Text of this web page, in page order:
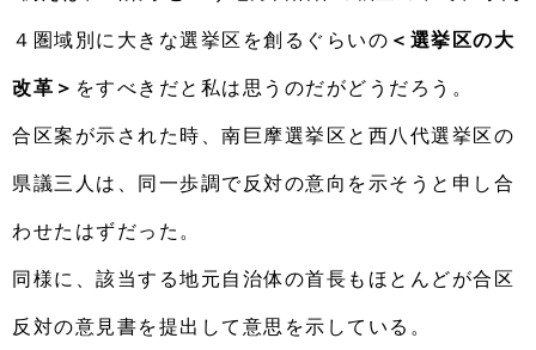
４圏域別に大きな選挙区を創るぐらいの ＜選挙区の大
改革＞ をすべきだと私は思うのだがどうだろう。
合区案が示された時、南巨摩選挙区と西八代選挙区の
県議三人は、同一歩調で反対の意向を示そうと申し合
わせたはずだった。
同様に、該当する地元自治体の首長もほとんどが合区
反対の意見書を提出して意思を示している。